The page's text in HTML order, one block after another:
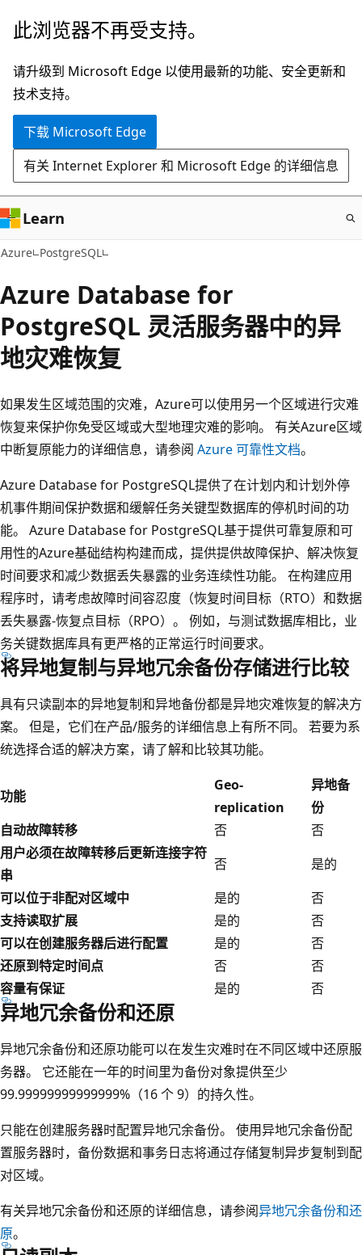
跳
主
要
内
此浏览器不再受支持。
请升级到 Microsoft Edge 以使用最新的功能、安全更新和
技术支持。
下载 Microsoft Edge
有关 Internet Explorer 和 Microsoft Edge 的详细信息
Learn
Azure PostgreSQL
Azure Database for
PostgreSQL 灵活服务器中的异
地灾难恢复
如果发生区域范围的灾难，Azure可以使用另一个区域进行灾难
恢复来保护你免受区域或大型地理灾难的影响。 有关Azure区域
中断复原能力的详细信息，请参阅 Azure 可靠性文档。
Azure Database for PostgreSQL提供了在计划内和计划外停
机事件期间保护数据和缓解任务关键型数据库的停机时间的功
能。 Azure Database for PostgreSQL基于提供可靠复原和可
用性的Azure基础结构构建而成，提供提供故障保护、解决恢复
时间要求和减少数据丢失暴露的业务连续性功能。 在构建应用
程序时，请考虑故障时间容忍度（恢复时间目标（RTO）和数据
丢失暴露-恢复点目标（RPO）。 例如，与测试数据库相比，业
务关键数据库具有更严格的正常运行时间要求。
将异地复制与异地冗余备份存储进行比较
具有只读副本的异地复制和异地备份都是异地灾难恢复的解决方
案。 但是，它们在产品/服务的详细信息上有所不同。 若要为系
统选择合适的解决方案，请了解和比较其功能。
功能
Geo-
replication
异地备
份
自动故障转移
否
否
用户必须在故障转移后更新连接字符
串
否
是的
可以位于非配对区域中
是的
否
支持读取扩展
是的
否
可以在创建服务器后进行配置
是的
否
还原到特定时间点
否
否
容量有保证
是的 否
异地冗余备份和还原
异地冗余备份和还原功能可以在发生灾难时在不同区域中还原服
务器。 它还能在一年的时间里为备份对象提供至少
99.99999999999999%（16 个 9）的持久性。
只能在创建服务器时配置异地冗余备份。 使用异地冗余备份配
置服务器时，备份数据和事务日志将通过存储复制异步复制到配
对区域。
有关异地冗余备份和还原的详细信息，请参阅异地冗余备份和还
原。